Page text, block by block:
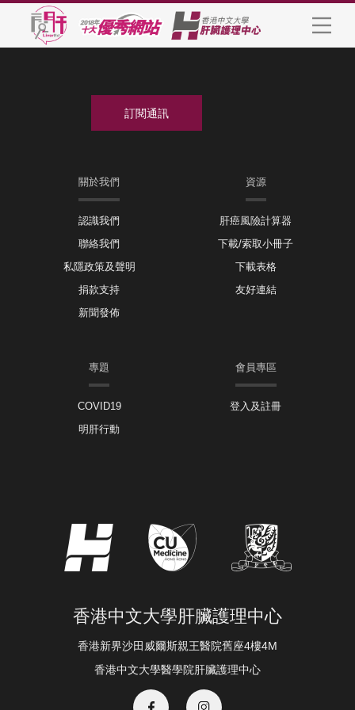
關於我們
認識我們
聯絡我們
私隱政策及聲明
捐款支持
新聞發佈
資源
肝癌風險計算器
下載/索取小冊子
下載表格
友好連結
專題
COVID19
明肝行動
會員專區
登入及註冊
香港中文大學肝臟護理中心
香港新界沙田威爾斯親王醫院舊座4樓4M
香港中文大學醫學院肝臟護理中心